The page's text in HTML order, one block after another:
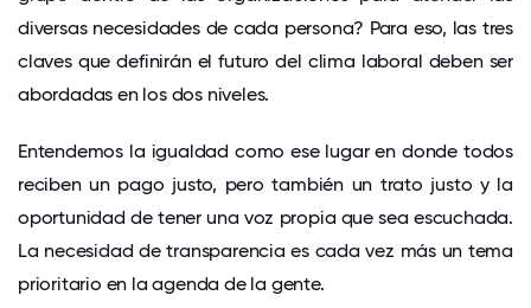
diversas necesidades de cada persona? Para eso, las tres
claves que definirán el futuro del clima laboral deben ser
abordadas en los dos niveles.
Entendemos la igualdad como ese lugar en donde todos
reciben un pago justo, pero también un trato justo y la
oportunidad de tener una voz propia que sea escuchada.
La necesidad de transparencia es cada vez más un tema
prioritario en la agenda de la gente.